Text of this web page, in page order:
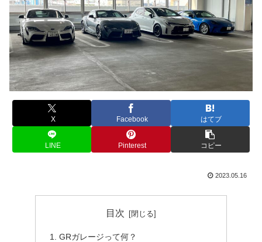
X Facebook はてブ
LINE Pinterest コピー
2023.05.16
目次
GRガレージって何？